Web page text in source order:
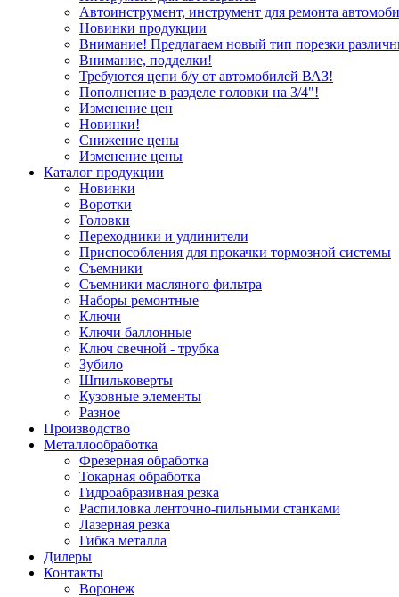
Автоинструмент, инструмент для ремонта
Новинки продукции
Внимание! Предлагаем новый тип порезки
Внимание, подделки!
Требуются цепи б/у от автомобилей ВАЗ!
Пополнение в разделе головки на 3/4"!
Изменение цен
Новинки!
Снижение цены
Изменение цены
Каталог продукции
Новинки
Воротки
Головки
Переходники и удлинители
Приспособления для прокачки тормозной системы
Съемники
Съемники масляного фильтра
Наборы ремонтные
Ключи
Ключи баллонные
Ключ свечной - трубка
Зубило
Шпильковерты
Кузовные элементы
Разное
Производство
Металлообработка
Фрезерная обработка
Токарная обработка
Гидроабразивная резка
Распиловка ленточно-пильными станками
Лазерная резка
Гибка металла
Дилеры
Контакты
Воронеж